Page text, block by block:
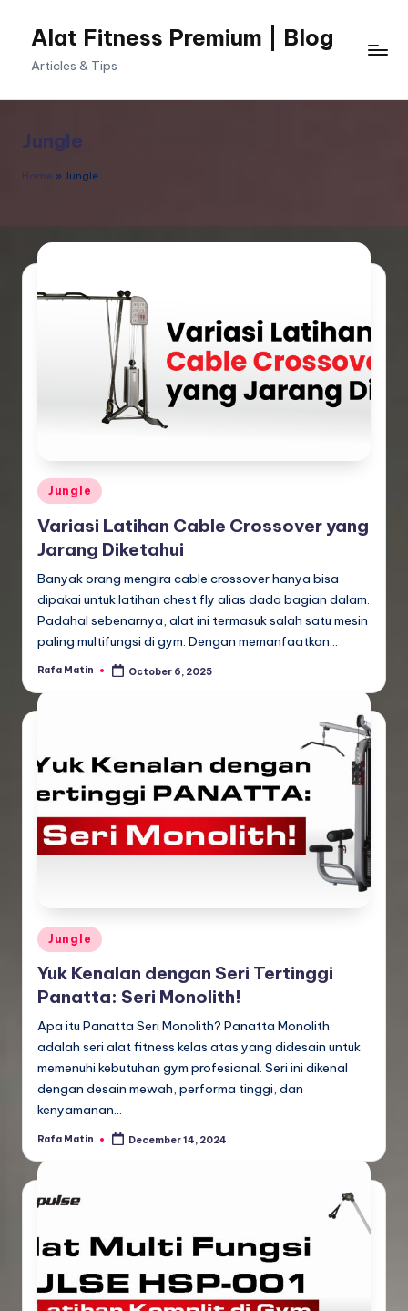
Alat Fitness Premium | Blog
Articles & Tips
Jungle
Home » Jungle
Posted
in
Jungle
Variasi Latihan Cable Crossover yang
Jarang Diketahui
Banyak orang mengira cable crossover hanya bisa
dipakai untuk latihan chest fly alias dada bagian dalam.
Padahal sebenarnya, alat ini termasuk salah satu mesin
paling multifungsi di gym. Dengan memanfaatkan…
Posted
Rafa Matin October 6, 2025
Posted
in
Jungle
Yuk Kenalan dengan Seri Tertinggi
Panatta: Seri Monolith!
Apa itu Panatta Seri Monolith? Panatta Monolith
adalah seri alat fitness kelas atas yang didesain untuk
memenuhi kebutuhan gym profesional. Seri ini dikenal
dengan desain mewah, performa tinggi, dan
kenyamanan…
Posted
Rafa Matin December 14, 2024